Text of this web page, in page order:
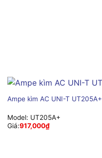
Ampe kìm AC UNI-T UT205A+
Model: UT205A+
Giá:917,000₫